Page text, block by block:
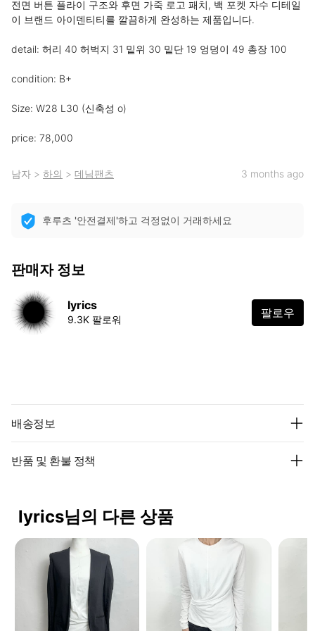
전면 버튼 플라이 구조와 후면 가죽 로고 패치, 백 포켓 자수 디테일
이 브랜드 아이덴티티를 깔끔하게 완성하는 제품입니다.
detail: 허리 40 허벅지 31 밑위 30 밑단 19 엉덩이 49 총장 100
condition: B+
Size: W28 L30 (신축성 o)
price: 78,000
남자 > 하의 > 데님팬츠 3 months ago
후루츠 '안전결제'하고 걱정없이 거래하세요
판매자 정보
lyrics
9.3K 팔로워 팔로우
배송정보
반품 및 환불 정책
lyrics님의 다른 상품